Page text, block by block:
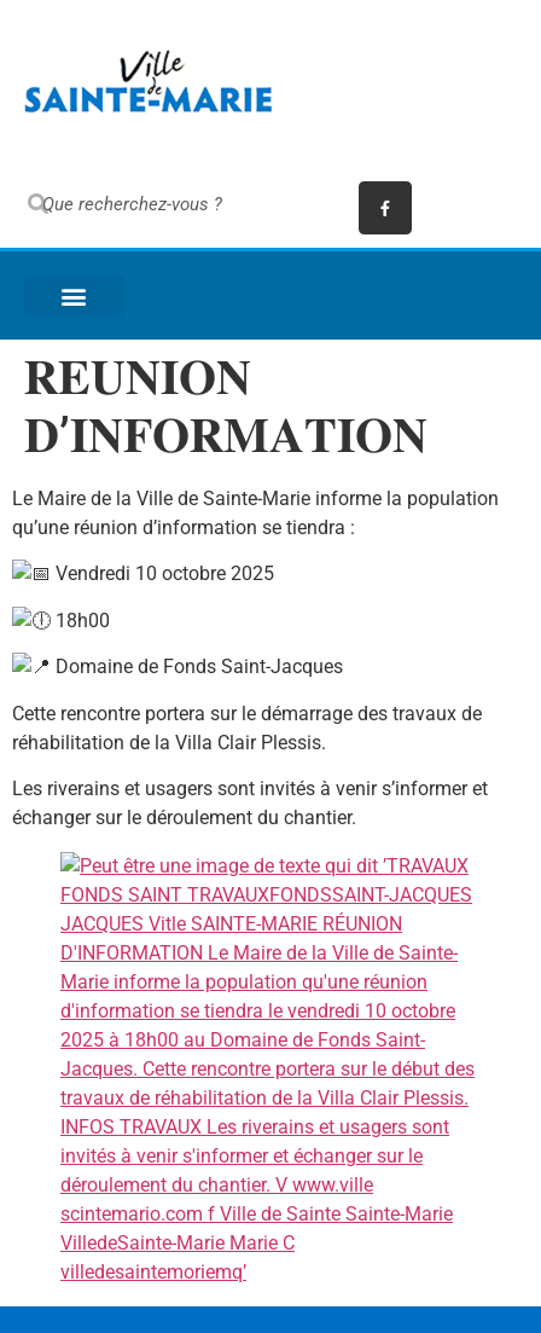
𝐑𝐄𝐔𝐍𝐈𝐎𝐍
𝐃’𝐈𝐍𝐅𝐎𝐑𝐌𝐀𝐓𝐈𝐎𝐍
Le Maire de la Ville de Sainte-Marie informe la population
qu’une réunion d’information se tiendra :
Vendredi 10 octobre 2025
18h00
Domaine de Fonds Saint-Jacques
Cette rencontre portera sur le démarrage des travaux de
réhabilitation de la Villa Clair Plessis.
Les riverains et usagers sont invités à venir s’informer et
échanger sur le déroulement du chantier.